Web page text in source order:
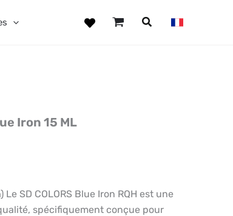
Iron 15 ML
SD COLORS Blue Iron RQH est une
spécifiquement conçue pour